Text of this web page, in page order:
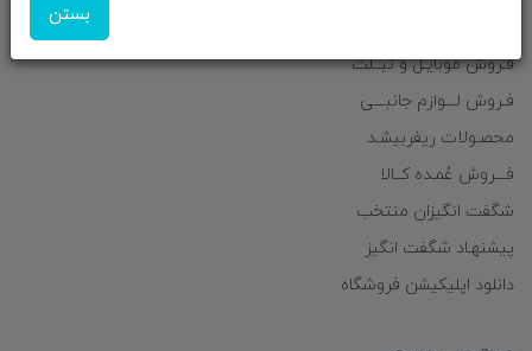
بستن
فـروش موبایـل و تبــلت
فـروش لـــوازم جانبـــی
محصـولات ریفربیشـد
فـــروش عُمـده کــالا
شگفت انگیزان منتخب
پیشنهـاد شگفت انگیز
دانلود اپلیکیشن فروشگاه